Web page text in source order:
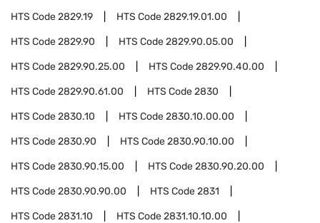
HTS Code2829.19 HTS Code2829.19.01.00
HTS Code2829.90 HTS Code2829.90.05.00
HTS Code2829.90.25.00 HTS Code2829.90.40.00
HTS Code2829.90.61.00 HTS Code2830
HTS Code2830.10 HTS Code2830.10.00.00
HTS Code2830.90 HTS Code2830.90.10.00
HTS Code2830.90.15.00 HTS Code2830.90.20.00
HTS Code2830.90.90.00 HTS Code2831
HTS Code2831.10 HTS Code2831.10.10.00